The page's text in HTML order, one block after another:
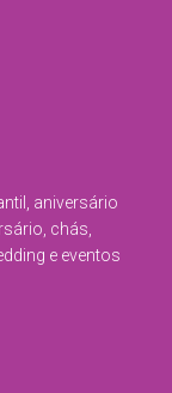
aniversário
chás,
e eventos